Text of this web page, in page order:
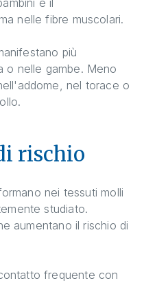
nelle fibre muscolari.
più
o nelle gambe. Meno
nel torace o
rischio
nei tessuti molli
studiato.
aumentano il rischio di
frequente con